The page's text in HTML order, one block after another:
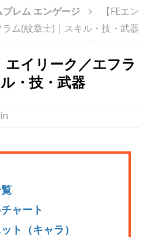
レム エンゲージ
【FEエン
ム(紋章士)｜スキル・技・武器
エイリーク／エフラ
・技・武器
ャート
ト（キャラ）